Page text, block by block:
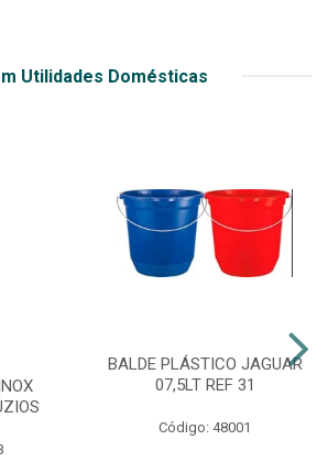
Utilidades Domésticas
BALDE PLÁSTICO JAGUAR
07,5LT REF 31
Código: 48001